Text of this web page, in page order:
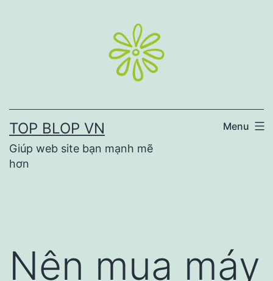
TOP BLOP VN
Giúp web site bạn mạnh mẽ
hơn
Menu
Nên mua máy